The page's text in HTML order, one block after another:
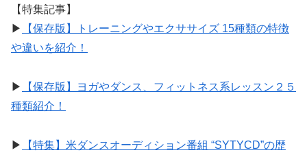
【特集記事】
▶︎
【保存版】トレーニングやエクササイズ 15種類の特徴
や違いを紹介！
▶︎
【保存版】ヨガやダンス、フィットネス系レッスン２５
種類紹介！
▶︎
【特集】米ダンスオーディション番組 “SYTYCD”の歴